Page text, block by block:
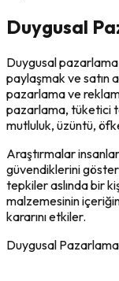
Duygusal
Duygusal
paylaşmak ve satın
pazarlama ve
pazarlama, tüketici
mutluluk, üzüntü,
Araştırmalar
güvendiklerini
tepkiler aslında bir
malzemesinin
kararını etkiler.
Duygusal Pazarlama